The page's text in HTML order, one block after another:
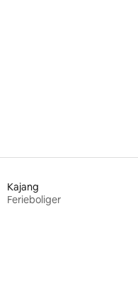
9 omtaler
Kajang
Ferieboliger